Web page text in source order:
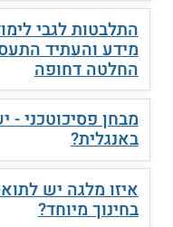
התלבטות לגבי
מידע והעתיד
החלטה דחופה
מבחן פסיכוטכני -
באנגלית?
איזו מלגה יש
בחינוך מיוחד?